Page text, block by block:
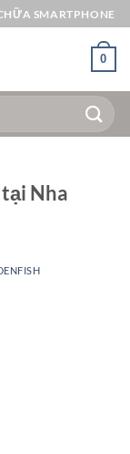
SMARTPHONE
0
Nha